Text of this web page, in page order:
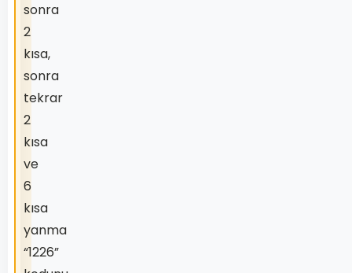
sonra
2
kısa,
sonra
tekrar
2
kısa
ve
6
kısa
yanma
“1226”